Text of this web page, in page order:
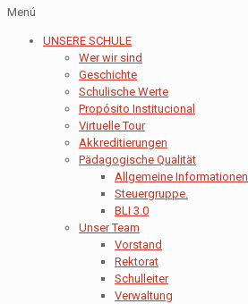
Menú
UNSERE SCHULE
Wer wir sind
Geschichte
Schulische Werte
Propósito Institucional
Virtuelle Tour
Akkreditierungen
Pädagogische Qualität
Allgemeine Informationen
Steuergruppe.
BLI 3.0
Unser Team
Vorstand
Rektorat
Schulleiter
Verwaltung